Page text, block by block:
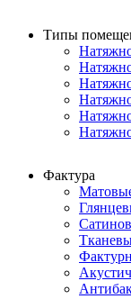
Типы
Фактура